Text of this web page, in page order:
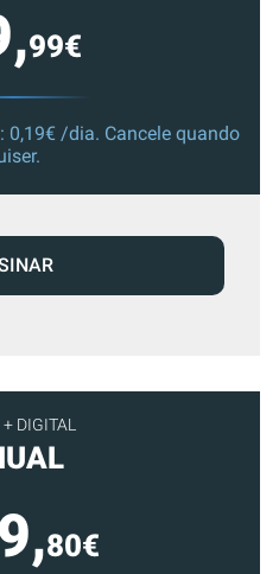
+ DIGITAL
80€
99€
/dia. Cancele quando